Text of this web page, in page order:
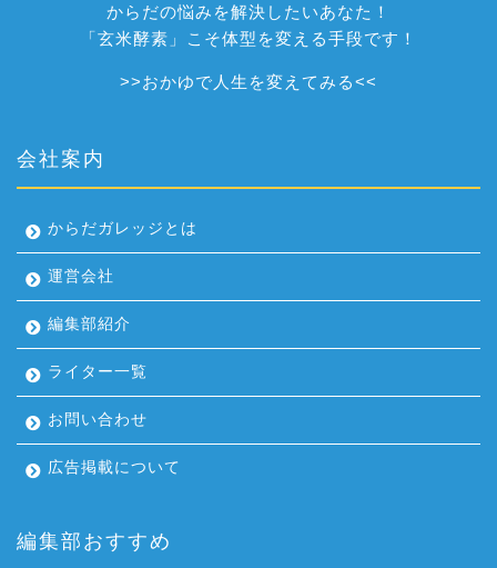
からだの悩みを解決したいあなた！
「玄米酵素」こそ体型を変える手段です！
>>おかゆで人生を変えてみる<<
会社案内
からだガレッジとは
運営会社
編集部紹介
ライター一覧
お問い合わせ
広告掲載について
編集部おすすめ